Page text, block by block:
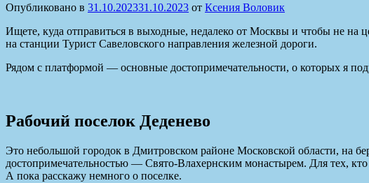
Опубликовано в 31.10.202331.10.2023 от Ксения Воловик
Ищете, куда отправиться в выходные, недалеко от Москвы и чтобы не на
на станции Турист Савеловского направления железной дороги.
Рядом с платформой — основные достопримечательности, о которых я
Рабочий поселок Деденево
Это небольшой городок в Дмитровском районе Московской области, на
достопримечательностью — Свято-Влахернским монастырем. Для тех,
А пока расскажу немного о поселке.